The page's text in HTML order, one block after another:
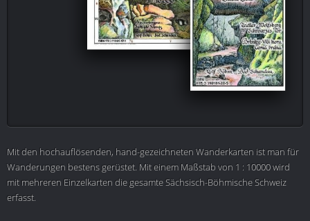
Mit den hochauflösenden, hand-gezeichneten Wanderkarten ist man für
Wanderungen bestens gerüstet. Mit einem Maßstab von 1 : 10000 wird
mit mehreren Einzelkarten die gesamte Sächsisch-Böhmische Schweiz
erfasst.